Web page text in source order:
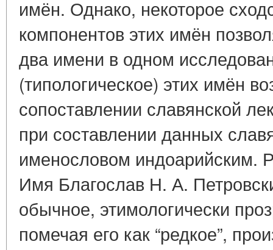
имён. Однако, некоторое
компонентов этих имён
два имени в одном
(типологическое) этих имён
сопоставлении славянской
при составлении данных
именословом индоарийским.
Имя Благослав Н. А.
обычное, этимологически
помечая его как “редкое”,